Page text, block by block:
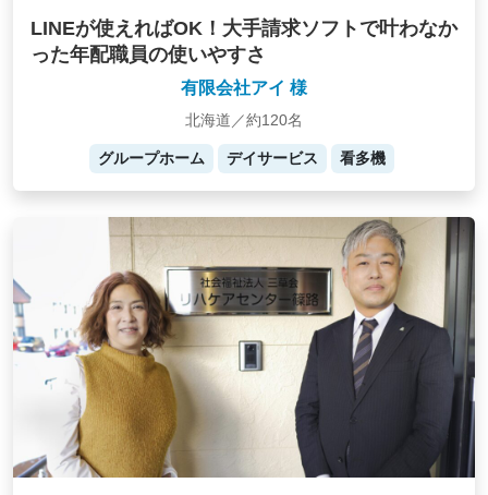
LINEが使えればOK！大手請求ソフトで叶わなか
った年配職員の使いやすさ
有限会社アイ 様
北海道／約120名
グループホーム デイサービス 看多機